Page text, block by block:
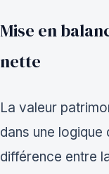
Mise en
nette
La valeur
dans une logique
différence entre